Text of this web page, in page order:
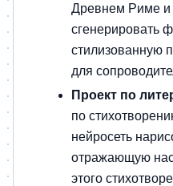
Древнем Риме
сгенерировать
стилизованную
для
Проект по
по
нейросеть
отражающую
этого